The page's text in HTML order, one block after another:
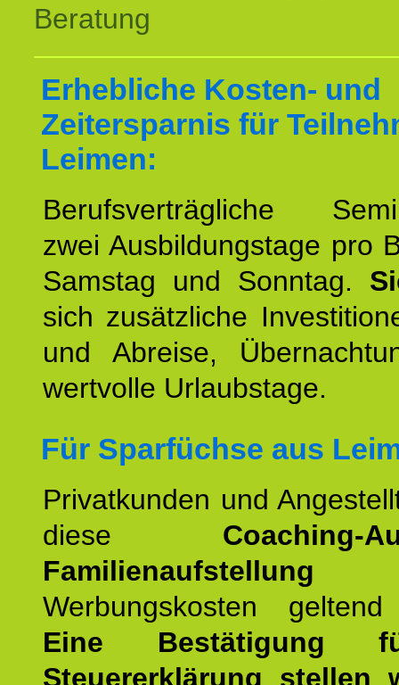
Beratung
Erhebliche Kosten- und
Zeitersparnis für
Leimen:
Berufsverträgliche
zwei Ausbildungstage pro
Samstag und Sonntag.
sich zusätzliche
und Abreise,
wertvolle Urlaubstage.
Für Sparfüchse aus
Privatkunden und
diese Coaching-
Familienaufstellung
Werbungskosten
Eine Bestätigung
Steuererklärung stellen